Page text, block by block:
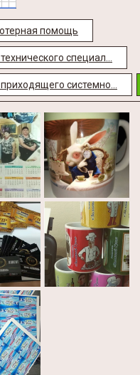
помощь
специал...
системно...